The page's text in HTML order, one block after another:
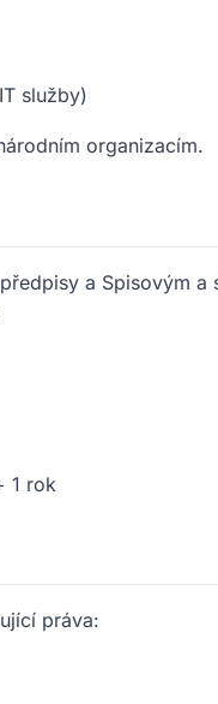
služby)
organizacím.
a Spisovým a
1 rok
práva: